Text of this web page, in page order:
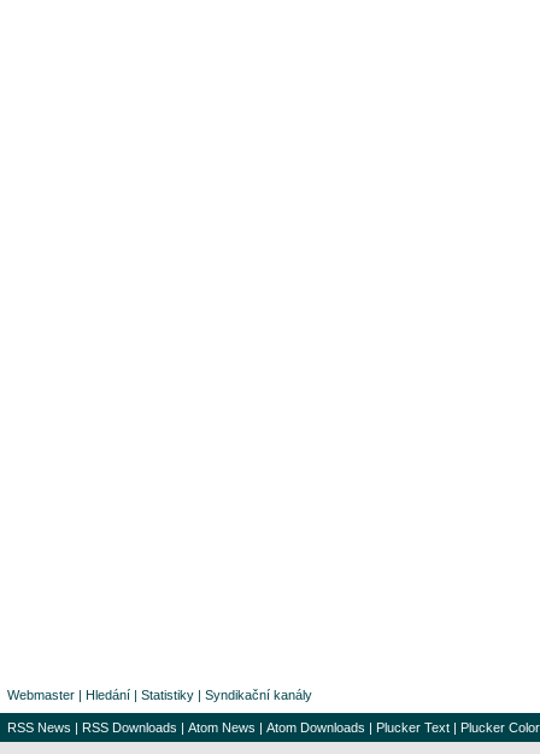
Webmaster | Hledání | Statistiky | Syndikační kanály
RSS News | RSS Downloads | Atom News | Atom Downloads | Plucker Text | Plucker Color